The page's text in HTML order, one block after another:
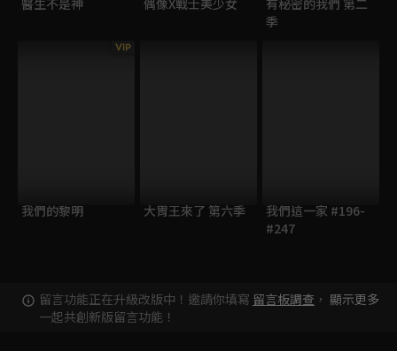
醫生不是神 偶像X戰士美少女
有秘密的我們 第二
季
VIP
我們的黎明 大胃王來了 第六季
我們這一家 #196-
#247
留言功能正在升級改版中！邀請你填寫 留言板調查 ，
一起共創新版留言功能！
顯示更多